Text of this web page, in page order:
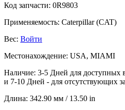
Код запчасти: 0R9803
Применяемость: Caterpillar (CAT)
Вес: Войти
Местонахождение: USA, MIAMI
Наличие: 3-5 Дней для доступных
и 7-10 Дней - для отсутствующих
Длина: 342.90 мм / 13.50 in